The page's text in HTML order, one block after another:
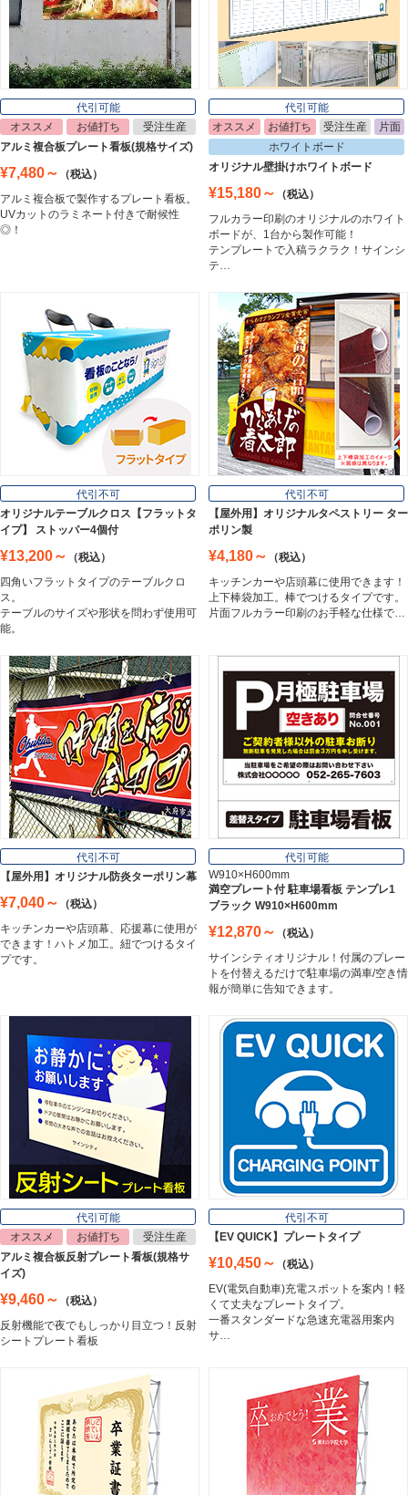
ポスターフレーム
Poster Frame
イーゼル
Easel
ホワイトボード
White Board
プレート看板
Plate Board
壁面看板
Wall Sign
フロアサイン／路面表示
Floor / Road Surface Sign
アルミ複合板
Aluminum Composite Board
スチレンボード
Styrene Board
板材
Board
フレーム／看板枠
Frame
Magnet Sheet
インクジェットメディア
Inkjet Media
看板照明
Lighting Equipment
トラスコ中山
Trusco Nakayama
インテリア
Interior
代引可能
オススメ
お値打ち
受注生産
アルミ複合板プレート看板(規格サイズ)
¥7,480～
（税込）
アルミ複合板で製作するプレート看板。
UVカットのラミネート付きで耐候性
◎！
代引可能
オススメ
お値打ち 受注生産
片面
ホワイトボード
オリジナル壁掛けホワイトボード
¥15,180～
（税込）
フルカラー印刷のオリジナルのホワイト
ボードが、1台から製作可能！
テンプレートで入稿ラクラク！サインシ
テ…
代引不可
オリジナルテーブルクロス【フラットタ
イプ】 ストッパー4個付
¥13,200～
（税込）
四角いフラットタイプのテーブルクロ
ス。
テーブルのサイズや形状を問わず使用可
能。
代引不可
【屋外用】オリジナルタペストリー ター
ポリン製
¥4,180～
（税込）
キッチンカーや店頭幕に使用できます！
上下棒袋加工。棒でつけるタイプです。
片面フルカラー印刷のお手軽な仕様で…
代引不可
【屋外用】オリジナル防炎ターポリン幕
¥7,040～
（税込）
キッチンカーや店頭幕、応援幕に使用が
できます！ハトメ加工。紐でつけるタイ
プです。
代引可能
W910×H600mm
満空プレート付 駐車場看板 テンプレ1
ブラック W910×H600mm
¥12,870～
（税込）
サインシティオリジナル！付属のプレー
トを付替えるだけで駐車場の満車/空き情
報が簡単に告知できます。
代引可能
オススメ
お値打ち
受注生産
アルミ複合板反射プレート看板(規格サ
イズ)
¥9,460～
（税込）
反射機能で夜でもしっかり目立つ！反射
シートプレート看板
代引不可
【EV QUICK】プレートタイプ
¥10,450～
（税込）
EV(電気自動車)充電スポットを案内！軽
くて丈夫なプレートタイプ。
一番スタンダードな急速充電器用案内
サ…